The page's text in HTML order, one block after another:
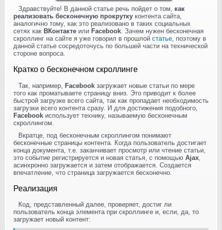
Здравствуйте! В данной статье речь пойдет о том, как
реализовать бесконечную прокрутку контента сайта,
аналогично тому, как это реализовано в таких социальных
сетях как ВКонтакте или Facebook. Зачем нужен бесконечная
скроллинг на сайте я уже говорил в прошлой статье, поэтому в
данной статье сосредоточусь по большей части на технической
стороне вопроса.
Кратко о бесконечном скроллинге
Так, например, Facebook загружает новые статьи по мере
того как проматываете страницу вниз. Это приводит к более
быстрой загрузке всего сайта, так как пропадает необходимость
загрузки всего контента сразу. И для достижения подобного,
Facebook использует технику, называемую бесконечным
скроллингом.
Вкратце, под бесконечным скроллингом понимают
бесконечные страницы контента. Когда пользователь достигает
конца документа, т.е. заканчивает просмотр или чтение статьи,
это событие регистрируется и новая статья, с помощью Ajax
асинхронно загружается и затем отображается. Создается
впечатление, что страница загружается бесконечно.
Реализация
Код, представленный далее, проверяет, достиг ли
пользователь конца элемента при скроллинге и, если, да, то
загружает новый контент: